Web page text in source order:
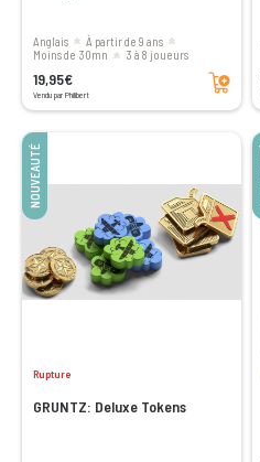
Anglais
à partir de 9 ans
moins de 30mn
3 à 8 joueurs
19,95€
Vendu par Philibert
Ajouter au panier
NOUVEAUTÉ
Rupture
GRUNTZ: Deluxe Tokens